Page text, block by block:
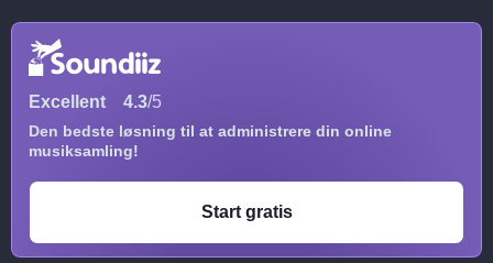
Excellent 4.3/5
Den bedste løsning til at administrere din online
musiksamling!
Start gratis